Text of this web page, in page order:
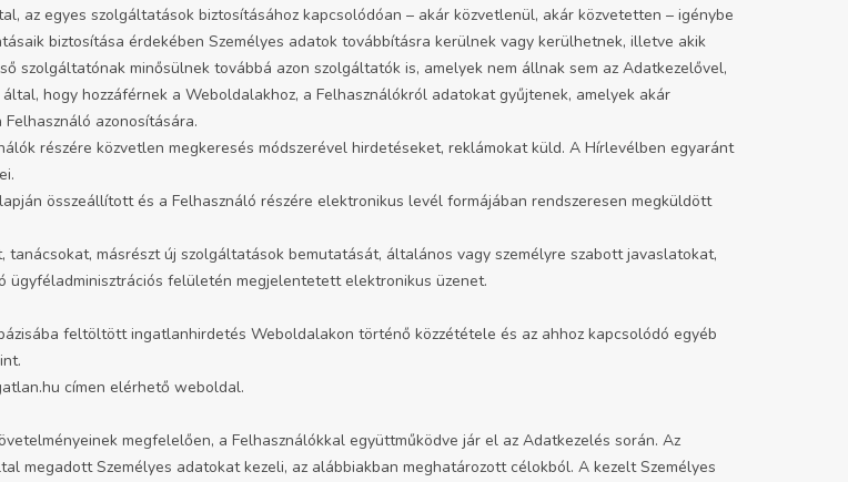
az egyes szolgáltatások biztosításához kapcsolódóan – akár közvetlenül, akár közvetetten – igénybe
biztosítása érdekében Személyes adatok továbbításra kerülnek vagy kerülhetnek, illetve akik
szolgáltatónak minősülnek továbbá azon szolgáltatók is, amelyek nem állnak sem az Adatkezelővel,
hogy hozzáférnek a Weboldalakhoz, a Felhasználókról adatokat gyűjtenek, amelyek akár
azonosítására.
részére közvetlen megkeresés módszerével hirdetéseket, reklámokat küld. A Hírlevélben egyaránt
összeállított és a Felhasználó részére elektronikus levél formájában rendszeresen megküldött
másrészt új szolgáltatások bemutatását, általános vagy személyre szabott javaslatokat,
felületén megjelentetett elektronikus üzenet.
feltöltött ingatlanhirdetés Weboldalakon történő közzététele és az ahhoz kapcsolódó egyéb
címen elérhető weboldal.
megfelelően, a Felhasználókkal együttműködve jár el az Adatkezelés során. Az
megadott Személyes adatokat kezeli, az alábbiakban meghatározott célokból. A kezelt Személyes